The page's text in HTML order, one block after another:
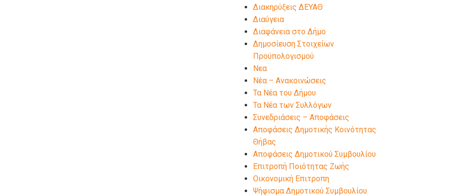
Διακηρύξεις ΔΕΥΑΘ
Διαύγεια
Διαφάνεια στο Δήμο
Δημοσίευση Στοιχείων
Προϋπολογισμού
Νεα
Νέα – Ανακοινώσεις
Τα Νέα του Δήμου
Τα Νέα των Συλλόγων
Συνεδριάσεις – Αποφάσεις
Αποφάσεις Δημοτικής Κοινότητας
Θήβας
Αποφάσεις Δημοτικού Συμβουλίου
Επιτροπή Ποιότητας Ζωής
Οικονομική Επιτροπη
Ψήφισμα Δημοτικού Συμβουλίου